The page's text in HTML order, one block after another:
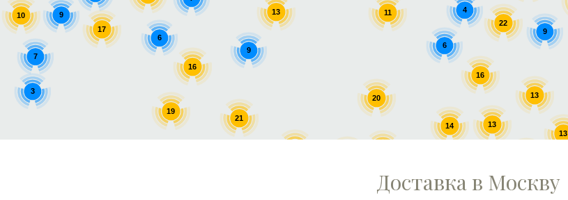
19
13
20
13
17
13
10
21
13
3
9
16
22
9
16
14
11
7
9
6
6
4
Доставка в Москву